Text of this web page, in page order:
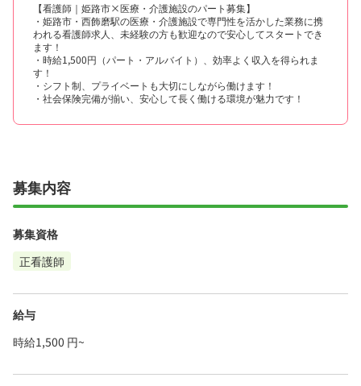
【看護師｜姫路市×医療・介護施設のパート募集】
・姫路市・西飾磨駅の医療・介護施設で専門性を活かした業務に携
われる看護師求人、未経験の方も歓迎なので安心してスタートでき
ます！
・時給1,500円（パート・アルバイト）、効率よく収入を得られま
す！
・シフト制、プライベートも大切にしながら働けます！
・社会保険完備が揃い、安心して長く働ける環境が魅力です！
募集内容
募集資格
正看護師
給与
時給1,500 円~